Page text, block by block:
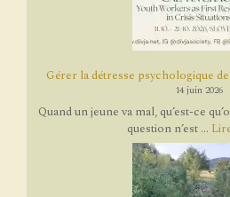
Gérer la détresse psychologique
14 juin 2026
Quand un jeune va mal, qu’est-ce
question n’est ...